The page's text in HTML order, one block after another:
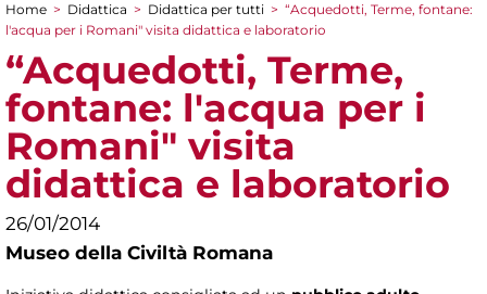
Tu sei qui
Home > Didattica > Didattica per tutti > “Acquedotti, Terme, fontane:
l'acqua per i Romani" visita didattica e laboratorio
“Acquedotti, Terme,
fontane: l'acqua per i
Romani" visita
didattica e laboratorio
26/01/2014
Museo della Civiltà Romana